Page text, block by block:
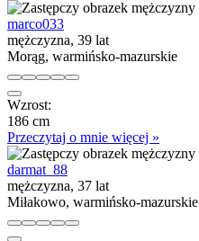
marco033
mężczyzna, 39 lat
Morąg, warmińsko-mazurskie
Wzrost:
186 cm
Przeczytaj o mnie więcej »
darmat_88
mężczyzna, 37 lat
Miłakowo, warmińsko-mazurskie